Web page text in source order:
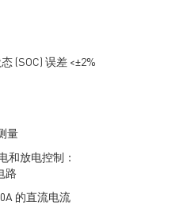
(SOC) 误差 <±2%
量
和放电控制：
路
的直流电流